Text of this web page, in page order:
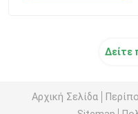
Δείτε
Αρχική Σελίδα